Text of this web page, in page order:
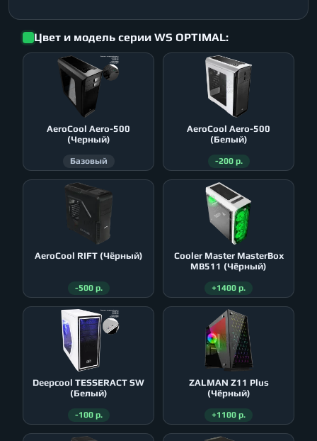
Цвет и модель серии WS OPTIMAL:
AeroСool Aero-500
(Черный)
Базовый
AeroСool Aero-500
(Белый)
-200 р.
AeroСool RIFT (Чёрный)
-500 р.
Cooler Master MasterBox
MB511 (Чёрный)
+1400 р.
Deepcool TESSERACT SW
(Белый)
-100 р.
ZALMAN Z11 Plus
(Чёрный)
+1100 р.